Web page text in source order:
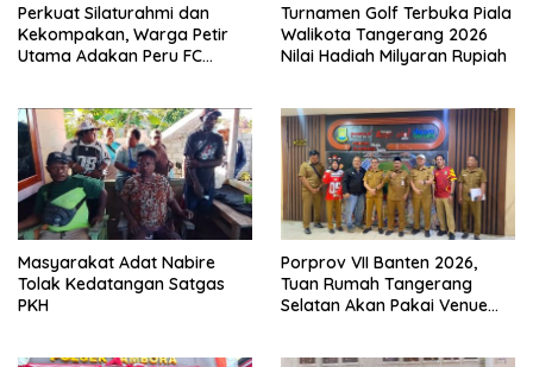
Perkuat Silaturahmi dan
Kekompakan, Warga Petir
Utama Adakan Peru FC
Turnamen Golf Terbuka Piala
Walikota Tangerang 2026
Nilai Hadiah Milyaran Rupiah
Masyarakat Adat Nabire
Tolak Kedatangan Satgas
PKH
Porprov VII Banten 2026,
Tuan Rumah Tangerang
Selatan Akan Pakai Venue